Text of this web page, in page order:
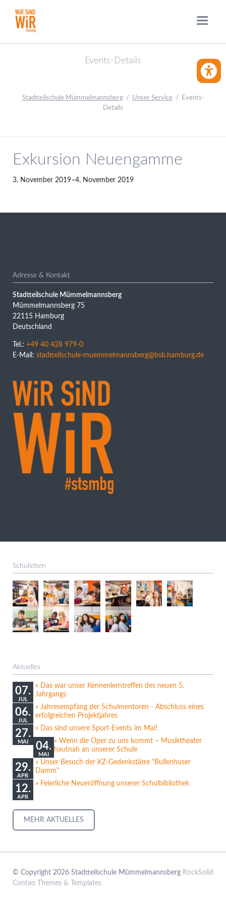
Events-Details
Stadtteilschule Mümmelmannsberg Unser Service
Events-
Details
Exkursion Neuengamme
3. November 2019–4. November 2019
Adresse & Kontakt
Stadtteilschule Mümmelmannsberg
Mümmelmannsberg 75
22115 Hamburg
Deutschland
Tel.: +49 40 428 979-0
E-Mail: stadtteilschule-muemmelmannsberg@bsb.hamburg.de
Schulleben
Aktuelles
07.
JUL
Das war unser Kennenlerntreffen des neuen 5.
Jahrgangs
06.
JUL
Jahresempfang der Schulmentoren - Abschluss eines
erfolgreichen Projektjahres
27.
MAI
Das sind unsere Sport-Events im Mai!
04.
MAI
Wenn die Oper zu uns kommt – Musiktheater
hautnah an unserer Schule
29.
APR
Unser Besuch der KZ-Gedenkstätte "Bullenhuser
Damm"
12.
APR
Feierliche Neueröffnung unserer Schulbibliothek
MEHR AKTUELLES
© Copyright 2026 Stadtteilschule Mümmelmannsberg RockSolid
Contao Themes & Templates